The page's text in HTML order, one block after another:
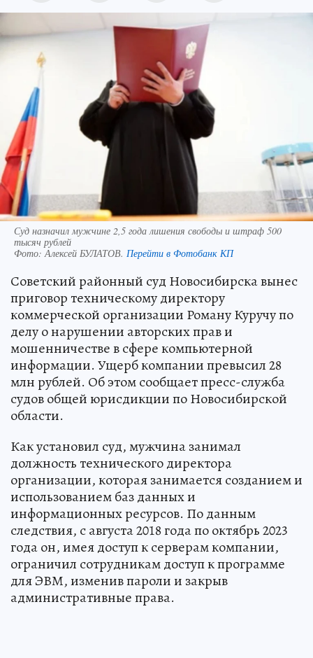
Суд назначил мужчине 2,5 года лишения свободы и штраф 500
тысяч рублей
Фото: Алексей БУЛАТОВ. Перейти в Фотобанк КП
Советский районный суд Новосибирска вынес
приговор техническому директору
коммерческой организации Роману Куручу по
делу о нарушении авторских прав и
мошенничестве в сфере компьютерной
информации. Ущерб компании превысил 28
млн рублей. Об этом сообщает пресс-служба
судов общей юрисдикции по Новосибирской
области.
Как установил суд, мужчина занимал
должность технического директора
организации, которая занимается созданием и
использованием баз данных и
информационных ресурсов. По данным
следствия, с августа 2018 года по октябрь 2023
года он, имея доступ к серверам компании,
ограничил сотрудникам доступ к программе
для ЭВМ, изменив пароли и закрыв
административные права.